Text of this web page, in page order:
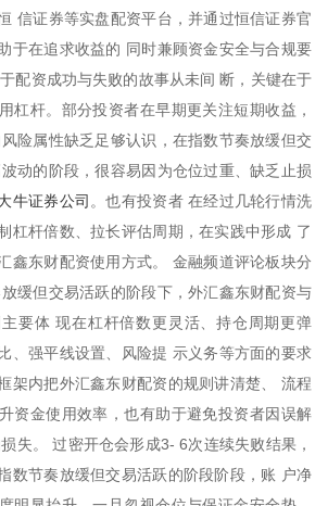
信证券等实盘配资平台，并通过恒信证券官
于在追求收益的 同时兼顾资金安全与合规要
配资成功与失败的故事从未间 断，关键在于
杠杆。部分投资者在早期更关注短期收益，
险属性缺乏足够认识，在指数节奏放缓但交
动的阶段，很容易因为仓位过重、缺乏止损
牛证券公司。也有投资者 在经过几轮行情洗
杠杆倍数、拉长评估周期，在实践中形成 了
鑫东财配资使用方式。 金融频道评论板块分
缓但交易活跃的阶段下，外汇鑫东财配资与
要体 现在杠杆倍数更灵活、持仓周期更弹
、强平线设置、风险提 示义务等方面的要求
架内把外汇鑫东财配资的规则讲清楚、 流程
资金使用效率，也有助于避免投资者因误解
失。 过密开仓会形成3- 6次连续失败结果，
数节奏放缓但交易活跃的阶段阶段，账 户净